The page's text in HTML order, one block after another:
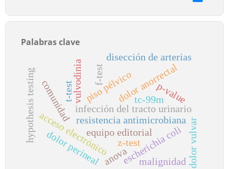
Palabras clave
equipo editorial
acceso electrónico
infección del tracto urinario
comunidad
escherichia coli
resistencia antimicrobiana
dolor perineal
vulvodinia
dolor vulvar
piso pélvicodolor anorrectal
hypothesis testing p-value
z-test
t-test
anova
f-test
disección de arterias
malignidad
tc-99m